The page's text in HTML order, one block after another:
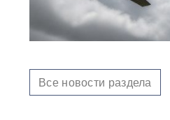
Киеву будет не до терактов
«У Путина лопнуло
контроль Черное море
«93 метра под землей»:
Все новости раздела